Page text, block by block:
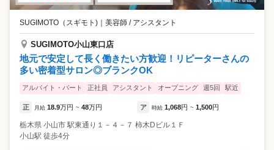
SUGIMOTO（スギモト) ｜ 美容師 / アシスタント
SUGIMOTO小山東口店
地元で安定して長く働きたい方歓迎！リピーターさんの
多い密着型サロン◎ブランクOK
アルバイト・パート 正社員 アシスタント オープニング 週5回 駅近
正 月給 18.9万円 ~ 48万円 ア 時給 1,068円 ~ 1,500円
栃木県 小山市 駅東通り１－４－７ 柿木Dビル１Ｆ
小山駅 徒歩4分